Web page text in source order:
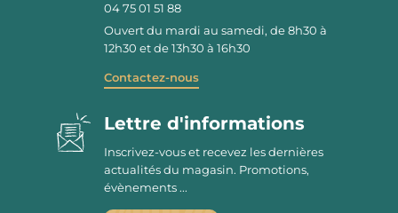
04 75 01 51 88
Ouvert du mardi au samedi, de 8h30 à
12h30 et de 13h30 à 16h30
Contactez-nous
Lettre d'informations
Inscrivez-vous et recevez les dernières
actualités du magasin. Promotions,
évènements ...